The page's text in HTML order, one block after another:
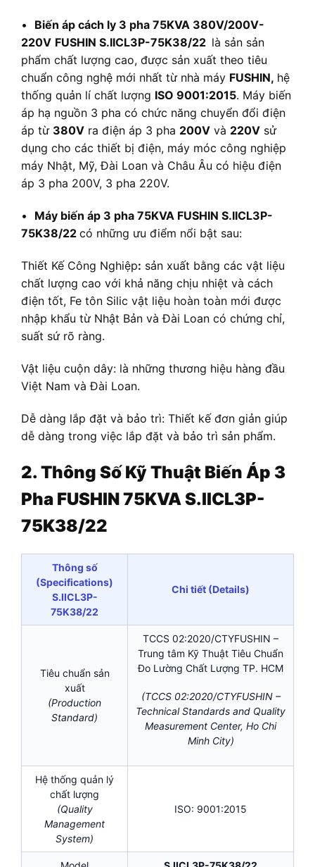
• Biến áp cách ly 3 pha 75KVA 380V/200V-
220V FUSHIN S.IICL3P-75K38/22 là sản sản
phẩm chất lượng cao, được sản xuất theo tiêu
chuẩn công nghệ mới nhất từ nhà máy FUSHIN, hệ
thống quản lí chất lượng ISO 9001:2015. Máy biến
áp hạ nguồn 3 pha có chức năng chuyển đổi điện
áp từ 380V ra điện áp 3 pha 200V và 220V sử
dụng cho các thiết bị điện, máy móc công nghiệp
máy Nhật, Mỹ, Đài Loan và Châu Âu có hiệu điện
áp 3 pha 200V, 3 pha 220V.
• Máy biến áp 3 pha 75KVA FUSHIN S.IICL3P-
75K38/22 có những ưu điểm nổi bật sau:
Thiết Kế Công Nghiệp: sản xuất bằng các vật liệu
chất lượng cao với khả năng chịu nhiệt và cách
điện tốt, Fe tôn Silic vật liệu hoàn toàn mới được
nhập khẩu từ Nhật Bản và Đài Loan có chứng chỉ,
suất sứ rõ ràng.
Vật liệu cuộn dây: là những thương hiệu hàng đầu
Việt Nam và Đài Loan.
Dễ dàng lắp đặt và bảo trì: Thiết kế đơn giản giúp
dễ dàng trong việc lắp đặt và bảo trì sản phẩm.
2. Thông Số Kỹ Thuật Biến Áp 3
Pha FUSHIN 75KVA S.IICL3P-
75K38/22
Thông số
(Specifications)
S.IICL3P-
75K38/22
Chi tiết (Details)
Tiêu chuẩn sản
xuất
(Production
Standard)
TCCS 02:2020/CTYFUSHIN –
Trung tâm Kỹ Thuật Tiêu Chuẩn
Đo Lường Chất Lượng TP. HCM
(TCCS 02:2020/CTYFUSHIN –
Technical Standards and Quality
Measurement Center, Ho Chi
Minh City)
Hệ thống quản lý
chất lượng
(Quality
Management
System)
ISO: 9001:2015